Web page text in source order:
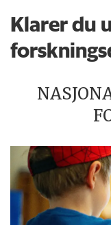
Klarer du